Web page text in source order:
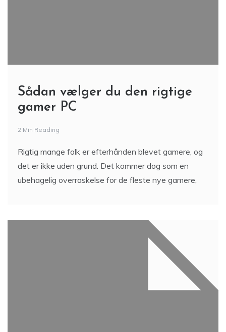
Sådan vælger du den rigtige
gamer PC
2 Min Reading
Rigtig mange folk er efterhånden blevet gamere, og
det er ikke uden grund. Det kommer dog som en
ubehagelig overraskelse for de fleste nye gamere,